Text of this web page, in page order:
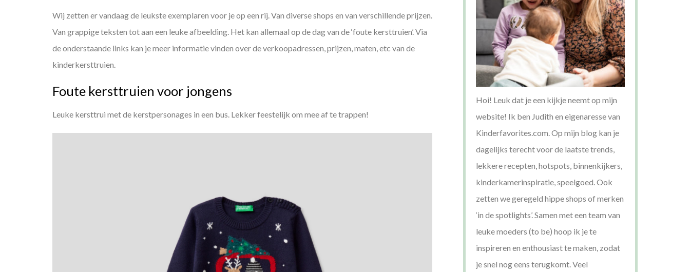
Wij zetten er vandaag de leukste exemplaren voor je op een rij. Van diverse shops en van verschillende prijzen.
Van grappige teksten tot aan een leuke afbeelding. Het kan allemaal op de dag van de ‘foute kersttruien’. Via
de onderstaande links kan je meer informatie vinden over de verkoopadressen, prijzen, maten, etc van de
kinderkersttruien.
Foute kersttruien voor jongens
Leuke kersttrui met de kerstpersonages in een bus. Lekker feestelijk om mee af te trappen!
Hoi! Leuk dat je een kijkje neemt op mijn
website! Ik ben Judith en eigenaresse van
Kinderfavorites.com. Op mijn blog kan je
dagelijks terecht voor de laatste trends,
lekkere recepten, hotspots, binnenkijkers,
kinderkamerinspiratie, speelgoed. Ook
zetten we geregeld hippe shops of merken
‘in de spotlights’. Samen met een team van
leuke moeders (to be) hoop ik je te
inspireren en enthousiast te maken, zodat
je snel nog eens terugkomt. Veel